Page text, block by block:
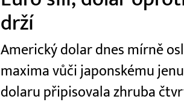
drží
Americký dolar dnes mírně
maxima vůči japonskému
dolaru připisovala zhruba